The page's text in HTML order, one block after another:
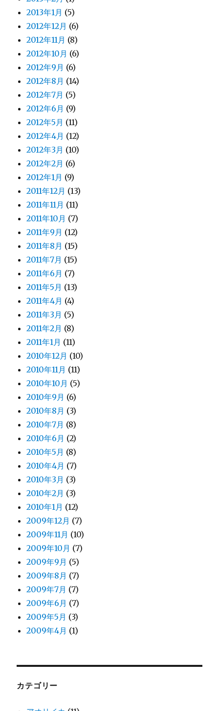
2013年1月 (5)
2012年12月 (6)
2012年11月 (8)
2012年10月 (6)
2012年9月 (6)
2012年8月 (14)
2012年7月 (5)
2012年6月 (9)
2012年5月 (11)
2012年4月 (12)
2012年3月 (10)
2012年2月 (6)
2012年1月 (9)
2011年12月 (13)
2011年11月 (11)
2011年10月 (7)
2011年9月 (12)
2011年8月 (15)
2011年7月 (15)
2011年6月 (7)
2011年5月 (13)
2011年4月 (4)
2011年3月 (5)
2011年2月 (8)
2011年1月 (11)
2010年12月 (10)
2010年11月 (11)
2010年10月 (5)
2010年9月 (6)
2010年8月 (3)
2010年7月 (8)
2010年6月 (2)
2010年5月 (8)
2010年4月 (7)
2010年3月 (3)
2010年2月 (3)
2010年1月 (12)
2009年12月 (7)
2009年11月 (10)
2009年10月 (7)
2009年9月 (5)
2009年8月 (7)
2009年7月 (7)
2009年6月 (7)
2009年5月 (3)
2009年4月 (1)
カテゴリー